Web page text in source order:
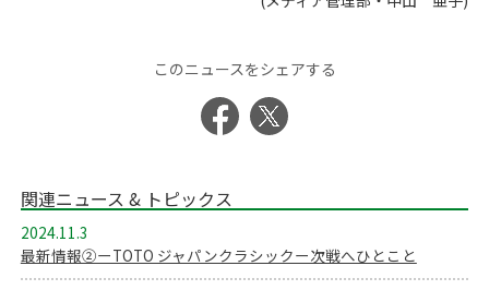
このニュースをシェアする
関連ニュース & トピックス
2024.11.3
最新情報②ーTOTO ジャパンクラシックー次戦へひとこと